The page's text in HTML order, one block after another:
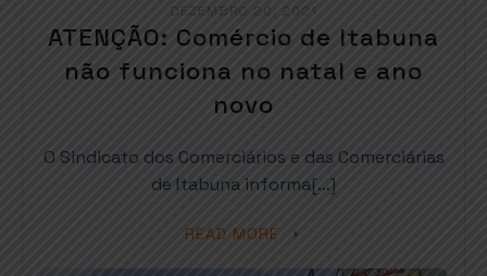
DEZEMBRO 20, 2021
ATENÇÃO: Comércio de Itabuna
não funciona no natal e ano
novo
O Sindicato dos Comerciários e das Comerciárias
de Itabuna informa[…]
READ MORE